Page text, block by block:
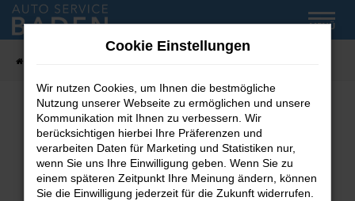
Zum
Hauptinhalt
MENÜ
Fehler: Network Error
Beim Laden ist ein Fehler aufgetreten.
Hier sind ein paar Tipps, die dir helfen können:
Cookie Einstellungen
Wir nutzen Cookies, um Ihnen die bestmögliche
Nutzung unserer Webseite zu ermöglichen und unsere
Kommunikation mit Ihnen zu verbessern. Wir
berücksichtigen hierbei Ihre Präferenzen und
verarbeiten Daten für Marketing und Statistiken nur,
wenn Sie uns Ihre Einwilligung geben. Wenn Sie zu
einem späteren Zeitpunkt Ihre Meinung ändern, können
Sie die Einwilligung jederzeit für die Zukunft widerrufen.